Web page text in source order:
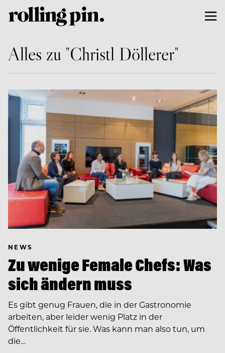
Alles zu "Christl Döllerer"
NEWS
Zu wenige Female Chefs: Was
sich ändern muss
Es gibt genug Frauen, die in der Gastronomie
arbeiten, aber leider wenig Platz in der
Öffentlichkeit für sie. Was kann man also tun, um
die…